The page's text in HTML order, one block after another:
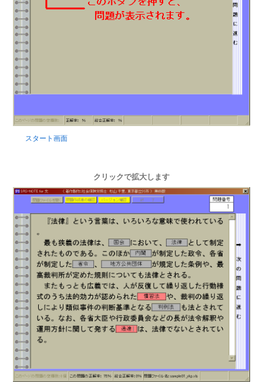
スタート画面
クリックで拡大します